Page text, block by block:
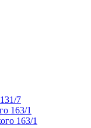
7
163/1
163/1